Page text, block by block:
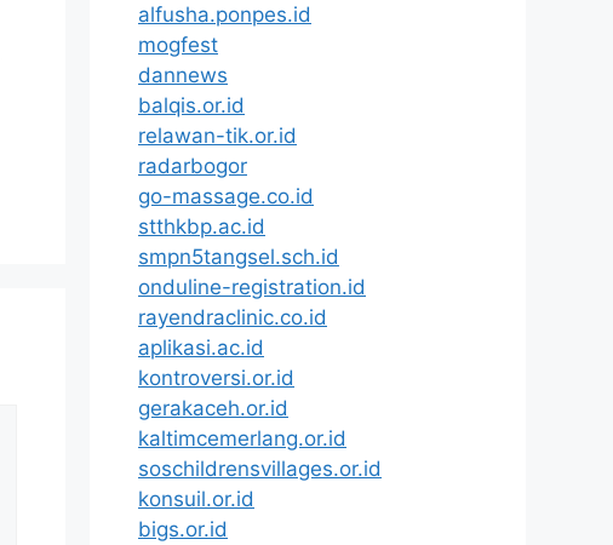
alfusha.ponpes.id
mogfest
dannews
balqis.or.id
relawan-tik.or.id
radarbogor
go-massage.co.id
stthkbp.ac.id
smpn5tangsel.sch.id
onduline-registration.id
rayendraclinic.co.id
aplikasi.ac.id
kontroversi.or.id
gerakaceh.or.id
kaltimcemerlang.or.id
soschildrensvillages.or.id
konsuil.or.id
bigs.or.id